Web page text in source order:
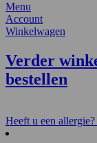
Menu
Account
Winkelwagen
Verder
bestellen
Heeft u een